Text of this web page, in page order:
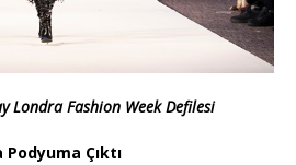
Londra Fashion Week Defilesi
Çıktı